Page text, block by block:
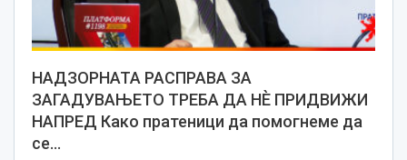
НАДЗОРНАТА РАСПРАВА ЗА
ЗАГАДУВАЊЕТО ТРЕБА ДА НЀ ПРИДВИЖИ
НАПРЕД Како пратеници да помогнеме да
се…